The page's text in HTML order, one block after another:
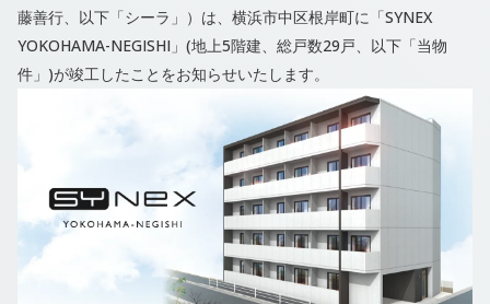
藤善⾏、以下「シーラ」）は、横浜市中区根岸町に「SYNEX
YOKOHAMA-NEGISHI」(地上5階建、総戸数29戸、以下「当物
件」)が竣工したことをお知らせいたします。